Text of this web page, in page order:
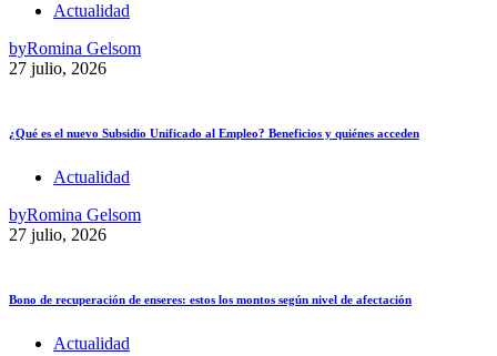
Actualidad
byRomina Gelsom
27 julio, 2026
¿Qué es el nuevo Subsidio Unificado al Empleo? Beneficios y quiénes acceden
Actualidad
byRomina Gelsom
27 julio, 2026
Bono de recuperación de enseres: estos los montos según nivel de afectación
Actualidad